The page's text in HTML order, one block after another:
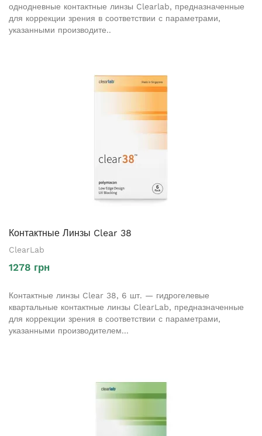
однодневные контактные линзы Clearlab, предназначенные
для коррекции зрения в соответствии с параметрами,
указанными производите..
Контактные Линзы Clear 38
ClearLab
1278 грн
Контактные линзы Clear 38, 6 шт. — гидрогелевые
квартальные контактные линзы ClearLab, предназначенные
для коррекции зрения в соответствии с параметрами,
указанными производителем...